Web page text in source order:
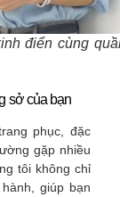
điển cùng
sở của bạn
phục, đặc
gặp nhiều
tôi không chỉ
giúp bạn